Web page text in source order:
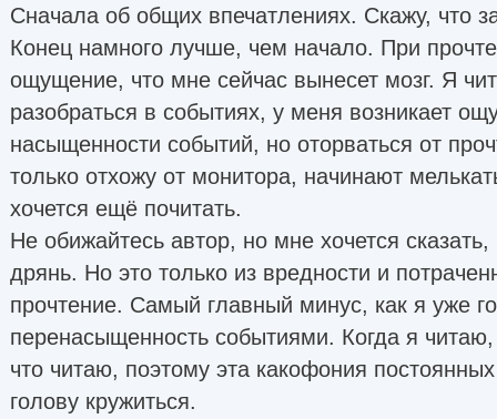
Сначала об общих впечатлениях. Скажу, что
Конец намного лучше, чем начало. При
ощущение, что мне сейчас вынесет мозг. Я
разобраться в событиях, у меня возникает
насыщенности событий, но оторваться от
только отхожу от монитора, начинают
хочется ещё почитать.
Не обижайтесь автор, но мне хочется сказать,
дрянь. Но это только из вредности и
прочтение. Самый главный минус, как я уже
перенасыщенность событиями. Когда я
что читаю, поэтому эта какофония
голову кружиться.